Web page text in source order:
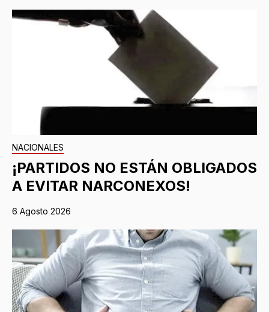
NACIONALES
¡PARTIDOS NO ESTÁN OBLIGADOS
A EVITAR NARCONEXOS!
6 Agosto 2026